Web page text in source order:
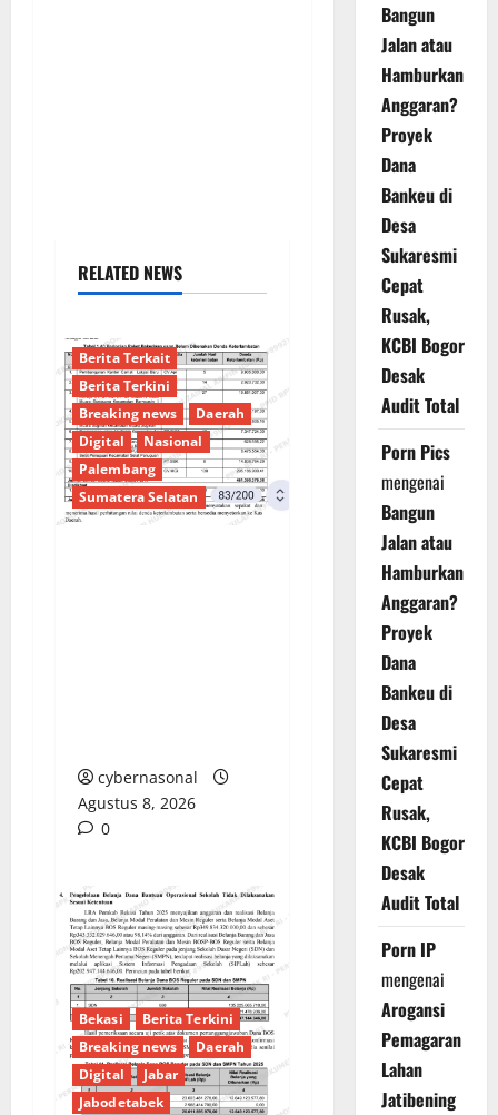
RELATED NEWS
Berita Terkait
Berita Terkini
Breaking news
Daerah
Digital
Nasional
Palembang
Sumatera Selatan
cybernasonal
Agustus 8, 2026
0
Bekasi
Berita Terkini
Breaking news
Daerah
Digital
Jabar
Jabodetabek
Bangun
Jalan atau
Hamburkan
Anggaran?
Proyek
Dana
Bankeu di
Desa
Sukaresmi
Cepat
Rusak,
KCBI Bogor
Desak
Audit Total
Porn Pics
mengenai
Bangun
Jalan atau
Hamburkan
Anggaran?
Proyek
Dana
Bankeu di
Desa
Sukaresmi
Cepat
Rusak,
KCBI Bogor
Desak
Audit Total
Porn IP
mengenai
Arogansi
Pemagaran
Lahan
Jatibening